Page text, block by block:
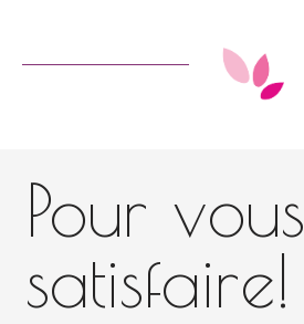
Pour vous
satisfaire!